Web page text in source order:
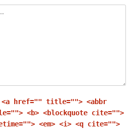
<a href="" title=""> <abbr
<b> <blockquote cite="">
<em> <i> <q cite="">